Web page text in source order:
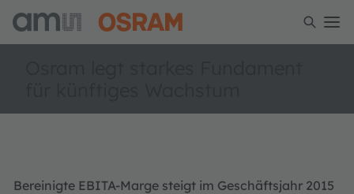
Bereinigte EBITA-Marge steigt im Geschäftsjahr 2015